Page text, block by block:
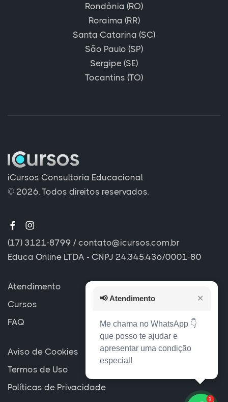
Rondônia (RO)
Roraima (RR)
Santa Catarina (SC)
São Paulo (SP)
Sergipe (SE)
Tocantins (TO)
iCursos Consultoria Educacional
© 2026. Todos direitos reservados.
(17) 3121-8799 / contato@icursos.com.br
Educa Online LTDA - CNPJ 24.345.436/0001-80
Atendimento
Cursos
FAQ
Aviso de Cookies
Termos de Uso
Políticas de Privacidade
1
📢 Atendimento ✕
Me chama no WhatsApp 👇
que posso te ajudar e
apresentar uma condição
especial!